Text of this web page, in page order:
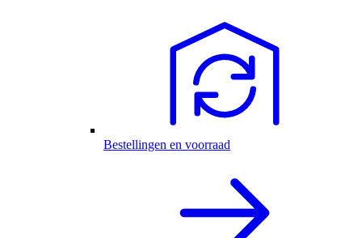
Bestellingen en voorraad